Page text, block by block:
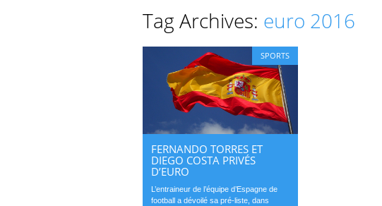
Tag Archives: euro 2016
SPORTS
FERNANDO TORRES ET
DIEGO COSTA PRIVÉS
D’EURO
L’entraineur de l’équipe d’Espagne de
football a dévoilé sa pré-liste, dans